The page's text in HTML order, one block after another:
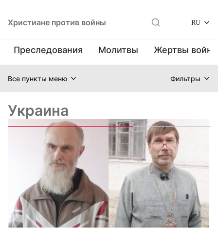
Христиане против войны RU
Преследования Молитвы Жертвы
Все пункты меню Фильтры
Украина